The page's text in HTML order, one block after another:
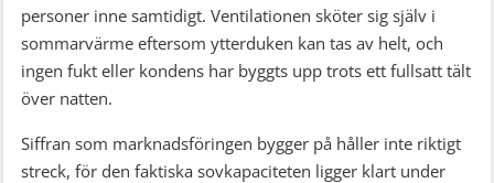
personer inne samtidigt. Ventilationen sköter sig själv i
sommarvärme eftersom ytterduken kan tas av helt, och
ingen fukt eller kondens har byggts upp trots ett fullsatt tält
över natten.
Siffran som marknadsföringen bygger på håller inte riktigt
streck, för den faktiska sovkapaciteten ligger klart under